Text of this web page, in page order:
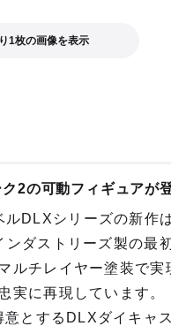
1枚の画像を表示
2の可動フィギュアが
DLXシリーズの新作
ダストリーズ製の最
ルチレイヤー塗装で
実に再現しています。
とするDLXダイキャ